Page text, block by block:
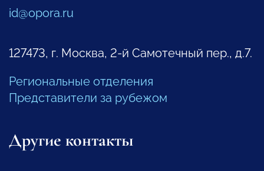
id@opora.ru
127473, г. Москва, 2-й Самотечный пер., д.7.
Региональные отделения
Представители за рубежом
Другие контакты